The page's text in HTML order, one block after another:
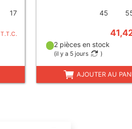
17
T.T.C.
45
2 pièces en stock
(il y a 5 jours )
AJOUTER AU